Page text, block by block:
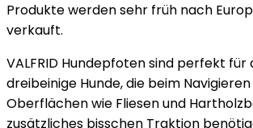
Produkte werden sehr früh nach
verkauft.
VALFRID Hundepfoten sind perfekt
dreibeinige Hunde, die beim
Oberflächen wie Fliesen und
zusätzliches bisschen Traktion